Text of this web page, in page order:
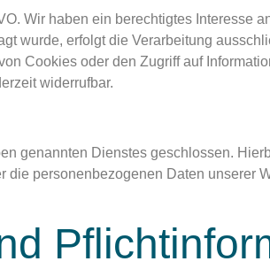
Wir haben ein berechtigtes Interesse
wurde, erfolgt die Verarbeitung
Cookies oder den Zugriff auf
widerrufbar.
genannten Dienstes geschlossen.
personenbezogenen Daten unserer